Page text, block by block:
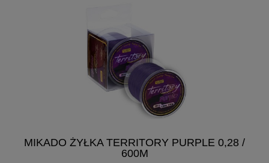
MIKADO ŻYŁKA TERRITORY PURPLE 0,28 /
600M